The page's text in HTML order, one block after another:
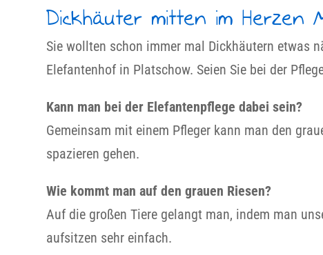
Dickhäuter mitten im Herzen
Sie wollten schon immer mal Dickhäutern etwas
Elefantenhof in Platschow. Seien Sie bei der
Kann man bei der Elefantenpflege dabei sein?
Gemeinsam mit einem Pfleger kann man den
spazieren gehen.
Wie kommt man auf den grauen Riesen?
Auf die großen Tiere gelangt man, indem man
aufsitzen sehr einfach.